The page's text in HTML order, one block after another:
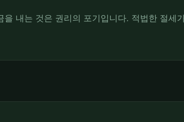
내는 것은 권리의 포기입니다. 적법한 절세